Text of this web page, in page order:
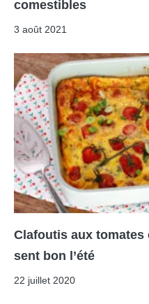
comestibles
3 août 2021
Clafoutis aux tomates
sent bon l’été
22 juillet 2020